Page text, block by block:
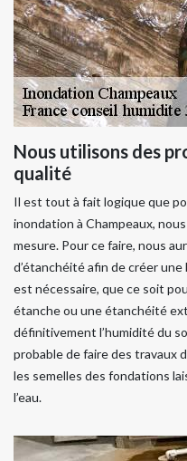
Nous utilisons des
qualité
Il est tout à fait logique que
inondation à Champeaux,
mesure. Pour ce faire, nous
d’étanchéité afin de créer
est nécessaire, que ce soit
étanche ou une étanchéité
définitivement l’humidité du
probable de faire des travaux
les semelles des fondations
l’eau.